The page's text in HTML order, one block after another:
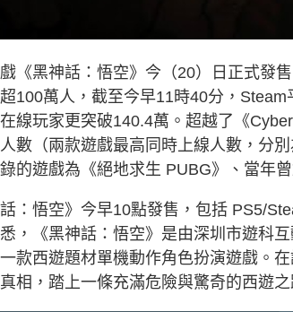
《黑神話：悟空》今（20）日正式發
100萬人，截至今早11時40分，
線玩家更突破140.4萬。超越了《
數（兩款遊戲最高同時上線人數，分
的遊戲為《絕地求生 PUBG》、當年
話：悟空》今早10點發售，包括 PS5/
，《黑神話：悟空》是由深圳市遊科
款西遊題材單機動作角色扮演遊戲。
相，踏上一條充滿危險與驚奇的西遊之